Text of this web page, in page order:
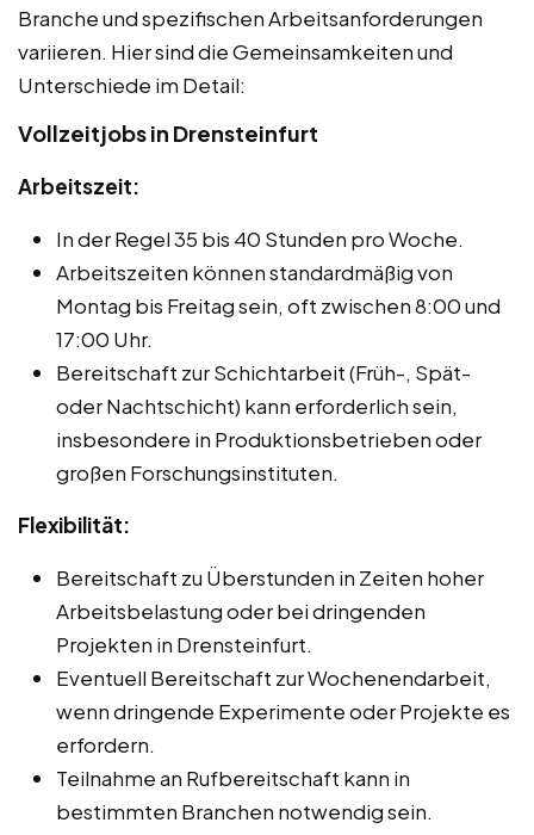
Branche und spezifischen Arbeitsanforderungen
variieren. Hier sind die Gemeinsamkeiten und
Unterschiede im Detail:
Vollzeitjobs in Drensteinfurt
Arbeitszeit:
In der Regel 35 bis 40 Stunden pro Woche.
Arbeitszeiten können standardmäßig von
Montag bis Freitag sein, oft zwischen 8:00 und
17:00 Uhr.
Bereitschaft zur Schichtarbeit (Früh-, Spät-
oder Nachtschicht) kann erforderlich sein,
insbesondere in Produktionsbetrieben oder
großen Forschungsinstituten.
Flexibilität:
Bereitschaft zu Überstunden in Zeiten hoher
Arbeitsbelastung oder bei dringenden
Projekten in Drensteinfurt.
Eventuell Bereitschaft zur Wochenendarbeit,
wenn dringende Experimente oder Projekte es
erfordern.
Teilnahme an Rufbereitschaft kann in
bestimmten Branchen notwendig sein.